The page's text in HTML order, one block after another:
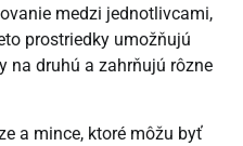
medzi jednotlivcami,
prostriedky umožňujú
na druhú a zahrňujú rôzne
a mince, ktoré môžu byť